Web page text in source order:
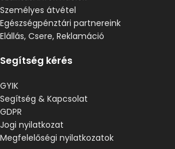
Személyes átvétel
Egészségpénztári partnereink
Elállás, Csere, Reklamáció
Segítség kérés
GYIK
Segítség & Kapcsolat
GDPR
Jogi nyilatkozat
Megfelelőségi nyilatkozatok